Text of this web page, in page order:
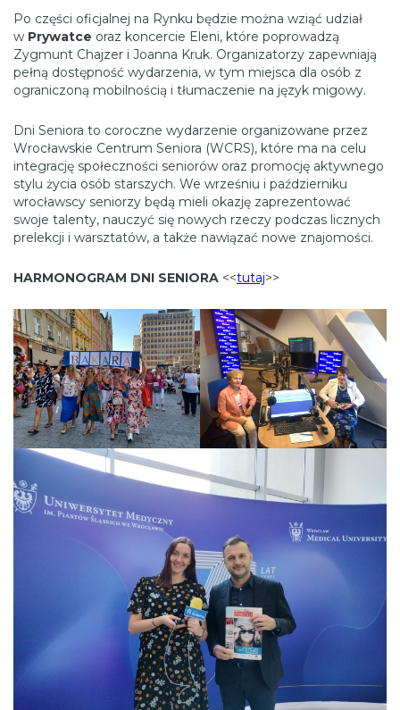
Po części oficjalnej na Rynku będzie można wziąć udział
w Prywatce oraz koncercie Eleni, które poprowadzą
Zygmunt Chajzer i Joanna Kruk. Organizatorzy zapewniają
pełną dostępność wydarzenia, w tym miejsca dla osób z
ograniczoną mobilnością i tłumaczenie na język migowy.
Dni Seniora to coroczne wydarzenie organizowane przez
Wrocławskie Centrum Seniora (WCRS), które ma na celu
integrację społeczności seniorów oraz promocję aktywnego
stylu życia osób starszych. We wrześniu i październiku
wrocławscy seniorzy będą mieli okazję zaprezentować
swoje talenty, nauczyć się nowych rzeczy podczas licznych
prelekcji i warsztatów, a także nawiązać nowe znajomości.
HARMONOGRAM DNI SENIORA <<tutaj>>